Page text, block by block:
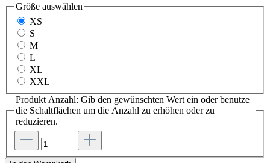
Größe auswählen
XS
S
M
L
XL
XXL
Produkt Anzahl: Gib den gewünschten Wert ein oder benutze
die Schaltflächen um die Anzahl zu erhöhen oder zu
reduzieren.